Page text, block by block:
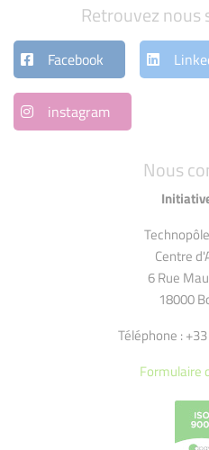
Nous
Centre
6 Rue
18000
Téléphone :
Formulaire
Retrouvez nous
Facebook
instagram